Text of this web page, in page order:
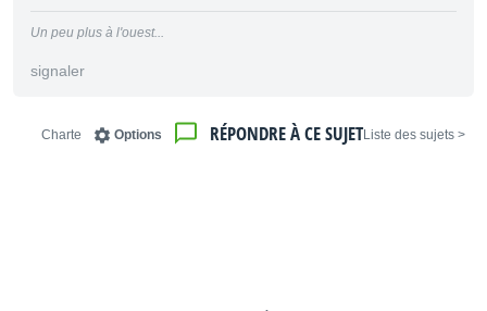
Un peu plus à l'ouest...
signaler
< Liste des sujets
RÉPONDRE À CE SUJET
Options
Charte